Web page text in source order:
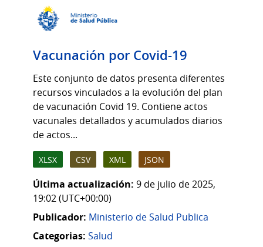
Vacunación por Covid-19
Este conjunto de datos presenta diferentes
recursos vinculados a la evolución del plan
de vacunación Covid 19. Contiene actos
vacunales detallados y acumulados diarios
de actos...
XLSX CSV XML JSON
Última actualización: 9 de julio de 2025,
19:02 (UTC+00:00)
Publicador: Ministerio de Salud Publica
Categorias: Salud